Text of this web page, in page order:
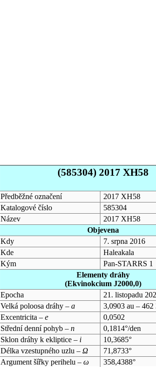
(585304) 2017 XH58
Předběžné označení
2017 XH58
Katalogové číslo
585304
Název
2017 XH58
Objevena
Kdy
7. srpna 2016
Kde
Haleakala
Kým
Pan-STARRS 1
Elementy dráhy
(Ekvinokcium J2000,0)
Epocha
21. listopadu
Velká poloosa dráhy – a
3,0903 au –
Excentricita – e
0,0502
Střední denní pohyb – n
0,1814°/den
Sklon dráhy k ekliptice – i
10,3685°
Délka vzestupného uzlu – Ω
71,8733°
Argument šířky perihelu – ω
358,4388°